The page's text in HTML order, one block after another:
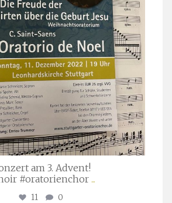
am 3. Advent!
#oratorienchor ...
11 0